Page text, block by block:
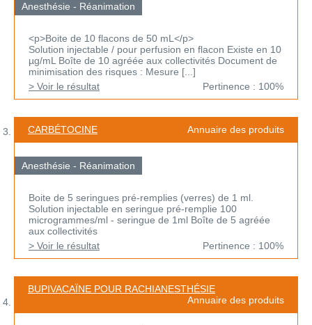
Anesthésie - Réanimation
<p>Boite de 10 flacons de 50 mL</p>
Solution injectable / pour perfusion en flacon Existe en 10
µg/mL Boîte de 10 agréée aux collectivités Document de
minimisation des risques : Mesure [...]
> Voir le résultat
Pertinence : 100%
CARBÉTOCINE Annuaire des produits
Anesthésie - Réanimation
Boite de 5 seringues pré-remplies (verres) de 1 ml.
Solution injectable en seringue pré-remplie 100
microgrammes/ml - seringue de 1ml Boîte de 5 agréée
aux collectivités
> Voir le résultat
Pertinence : 100%
BUPIVACAÏNE POUR RACHIANESTHÉSIE
Annuaire des produits